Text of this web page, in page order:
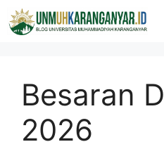
Langsung
ke
Besaran
2026